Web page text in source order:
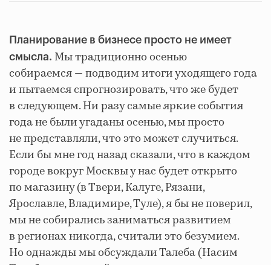
Планирование в бизнесе просто не имеет
смысла. Мы традиционно осенью
собираемся — подводим итоги уходящего года
и пытаемся спрогнозировать, что же будет
в следующем. Ни разу самые яркие события
года не были угаданы осенью, мы просто
не представляли, что это может случиться.
Если бы мне год назад сказали, что в каждом
городе вокруг Москвы у нас будет открыто
по магазину (в Твери, Калуге, Рязани,
Ярославле, Владимире, Туле), я бы не поверил,
мы не собирались заниматься развитием
в регионах никогда, считали это безумием.
Но однажды мы обсуждали Талеба (Насим